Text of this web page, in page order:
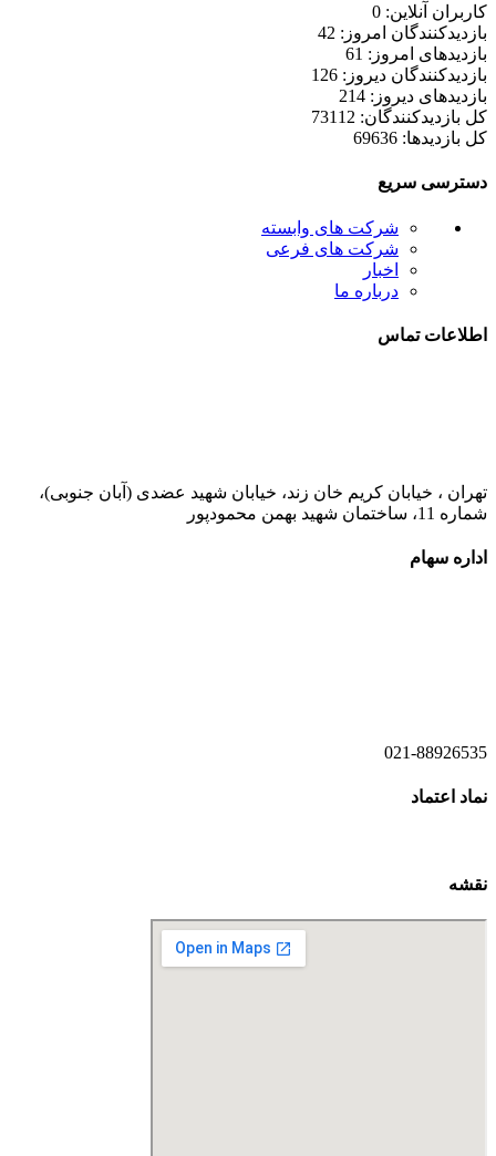
کاربران آنلاین: 0
بازدیدکنندگان امروز: 42
بازدیدهای امروز: 61
بازدیدکنندگان دیروز: 126
بازدیدهای دیروز: 214
کل بازدیدکنند‌گان: 73112
کل بازدیدها: 69636
دسترسی سریع
شرکت های وابسته
شرکت های فرعی
اخبار
درباره ما
اطلاعات تماس
تهران ، خیابان کریم خان زند، خیابان شهید عضدی (آبان جنوبی)،
شماره 11، ساختمان شهید بهمن محمودپور
اداره سهام
021-88926535
نماد اعتماد
نقشه